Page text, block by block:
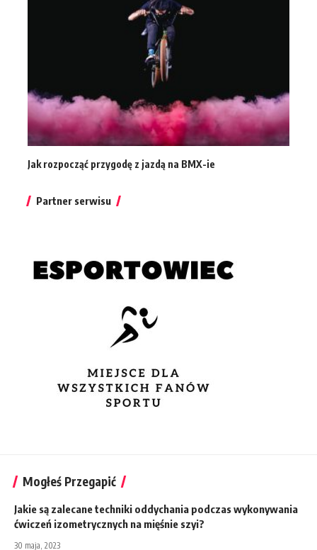
Jak rozpocząć przygodę z jazdą na BMX-ie
Partner serwisu
Mogłeś Przegapić
Jakie są zalecane techniki oddychania podczas wykonywania
ćwiczeń izometrycznych na mięśnie szyi?
30 maja, 2023